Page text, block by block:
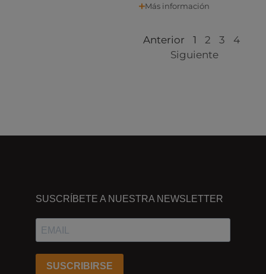
Más información
Anterior 1 2 3
4
Siguiente
ESTAMOS
Passeig
dels
Ferrocarrils
Catalans
SUSCRÍBETE A NUESTRA NEWSLETTER
SUSCRIBIRSE